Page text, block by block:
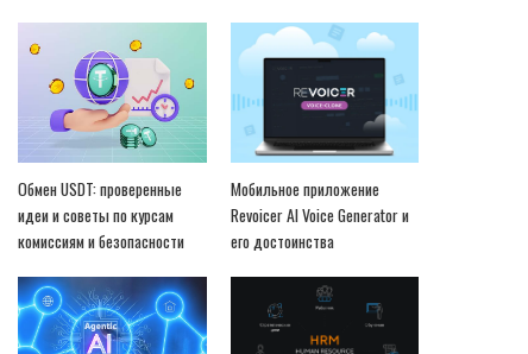
Обмен USDT: проверенные
идеи и советы по курсам
комиссиям и безопасности
Мобильное приложение
Revoicer AI Voice Generator и
его достоинства